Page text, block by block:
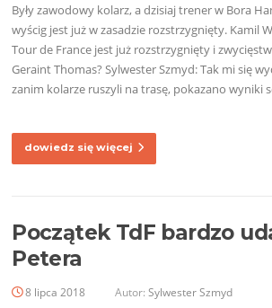
Były zawodowy kolarz, a dzisiaj trener w Bora
wyścig jest już w zasadzie rozstrzygnięty. Kamil
Tour de France jest już rozstrzygnięty i
Geraint Thomas? Sylwester Szmyd: Tak mi się
zanim kolarze ruszyli na trasę, pokazano wyniki
dowiedz się więcej
Początek TdF bardzo
Petera
8 lipca 2018 Autor:Sylwester Szmyd